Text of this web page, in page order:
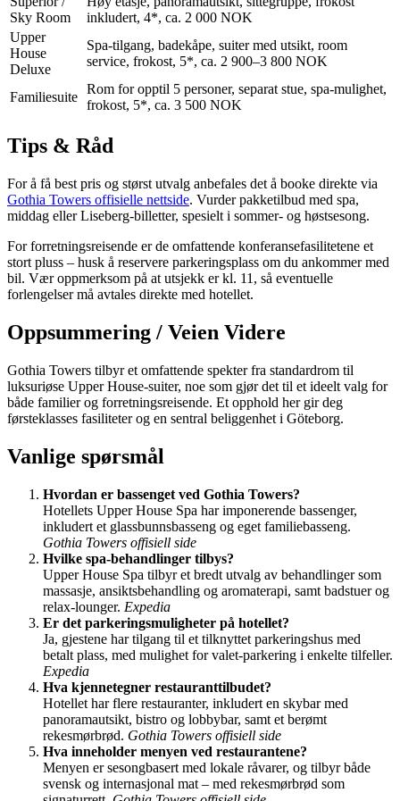
Sky Room
inkludert, 4*, ca. 2 000 NOK
Upper
House
Deluxe
Spa-tilgang, badekåpe, suiter med utsikt, room
service, frokost, 5*, ca. 2 900–3 800 NOK
Familiesuite
Rom for opptil 5 personer, separat stue, spa-mulighet,
frokost, 5*, ca. 3 500 NOK
Tips & Råd
For å få best pris og størst utvalg anbefales det å booke direkte via
Gothia Towers offisielle nettside. Vurder pakketilbud med spa,
middag eller Liseberg-billetter, spesielt i sommer- og høstsesong.
For forretningsreisende er de omfattende konferansefasilitetene et
stort pluss – husk å reservere parkeringsplass om du ankommer med
bil. Vær oppmerksom på at utsjekk er kl. 11, så eventuelle
forlengelser må avtales direkte med hotellet.
Oppsummering / Veien Videre
Gothia Towers tilbyr et omfattende spekter fra standardrom til
luksuriøse Upper House-suiter, noe som gjør det til et ideelt valg for
både familier og forretningsreisende. Et opphold her gir deg
førsteklasses fasiliteter og en sentral beliggenhet i Göteborg.
Vanlige spørsmål
Hvordan er bassenget ved Gothia Towers?
Hotellets Upper House Spa har imponerende bassenger,
inkludert et glassbunnsbasseng og eget familiebasseng.
Gothia Towers offisiell side
Hvilke spa-behandlinger tilbys?
Upper House Spa tilbyr et bredt utvalg av behandlinger som
massasje, ansiktsbehandling og aromaterapi, samt badstuer og
relax-lounger. Expedia
Er det parkeringsmuligheter på hotellet?
Ja, gjestene har tilgang til et tilknyttet parkeringshus med
betalt plass, med mulighet for valet-parkering i enkelte tilfeller.
Expedia
Hva kjennetegner restauranttilbudet?
Hotellet har flere restauranter, inkludert en skybar med
panoramautsikt, bistro og lobbybar, samt et berømt
rekesmørbrød. Gothia Towers offisiell side
Hva inneholder menyen ved restaurantene?
Menyen er sesongbasert med lokale råvarer, og tilbyr både
svensk og internasjonal mat – med rekesmørbrød som